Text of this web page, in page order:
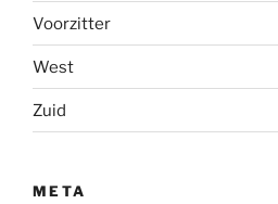
Voorzitter
West
Zuid
META